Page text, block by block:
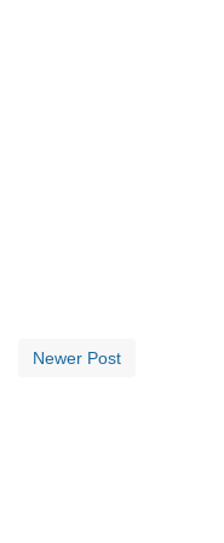
Newer Post